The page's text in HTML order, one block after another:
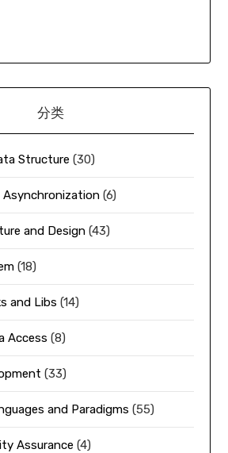
分类
Structure (30)
Asynchronization (6)
and Design (43)
(18)
and Libs (14)
Access (8)
(33)
and Paradigms (55)
Assurance (4)